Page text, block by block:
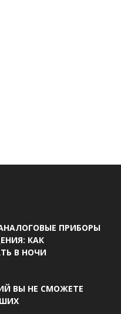
ПРИБОРЫ
КАК
В НОЧИ
ВЫ НЕ СМОЖЕТЕ